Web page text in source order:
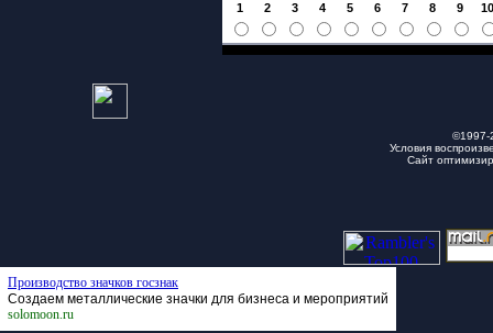
1
2 3 4 5 6 7 8 9
Условия
Сайт
Производство значков госзнак
Создаем металлические значки для бизнеса и мероприятий
solomoon.ru